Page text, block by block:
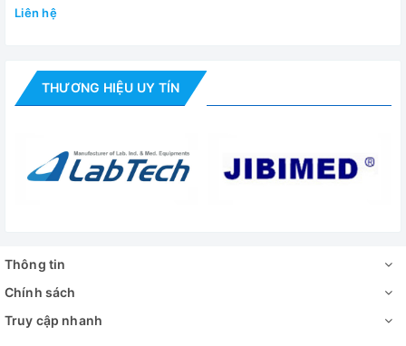
Nguồn điện
Video - Hình ảnh
Liên hệ
THƯƠNG HIỆU UY TÍN
Thông tin
Chính sách
Truy cập nhanh